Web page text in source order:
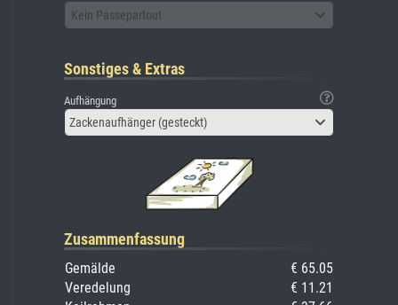
Kein Passepartout
Sonstiges & Extras
Aufhängung
Zackenaufhänger (gesteckt)
Zusammenfassung
Gemälde
€ 65.05
Veredelung
€ 11.21